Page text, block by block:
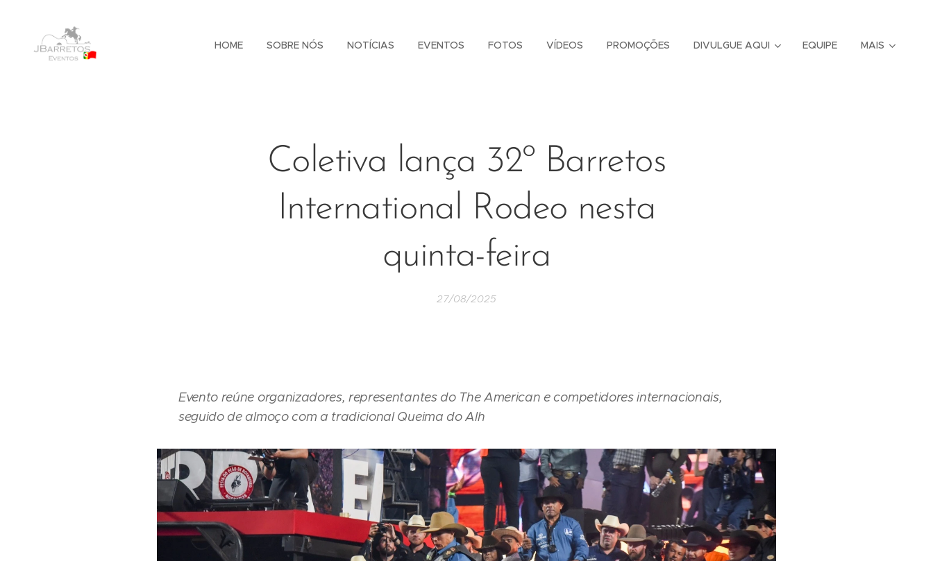
HOME SOBRE NÓS NOTÍCIAS EVENTOS FOTOS VÍDEOS PROMOÇÕES DIVULGUE AQUI EQUIPE MAIS
Coletiva lança 32º Barretos
International Rodeo nesta
quinta-feira
27/08/2025
Evento reúne organizadores, representantes do The American e competidores internacionais,
seguido de almoço com a tradicional Queima do Alh